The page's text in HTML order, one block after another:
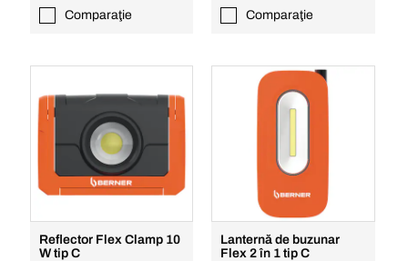
Comparaţie Comparaţie
Reflector Flex Clamp 10
W tip C
Lanternă de buzunar
Flex 2 în 1 tip C